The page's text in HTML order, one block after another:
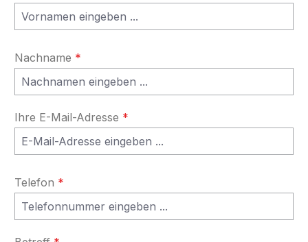
Nachname *
Ihre E-Mail-Adresse *
Telefon *